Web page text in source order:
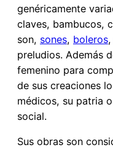
genéricamente
claves, bambucos,
son, sones, boleros,
preludios. Además
femenino para
de sus creaciones
médicos, su patria
social.
Sus obras son